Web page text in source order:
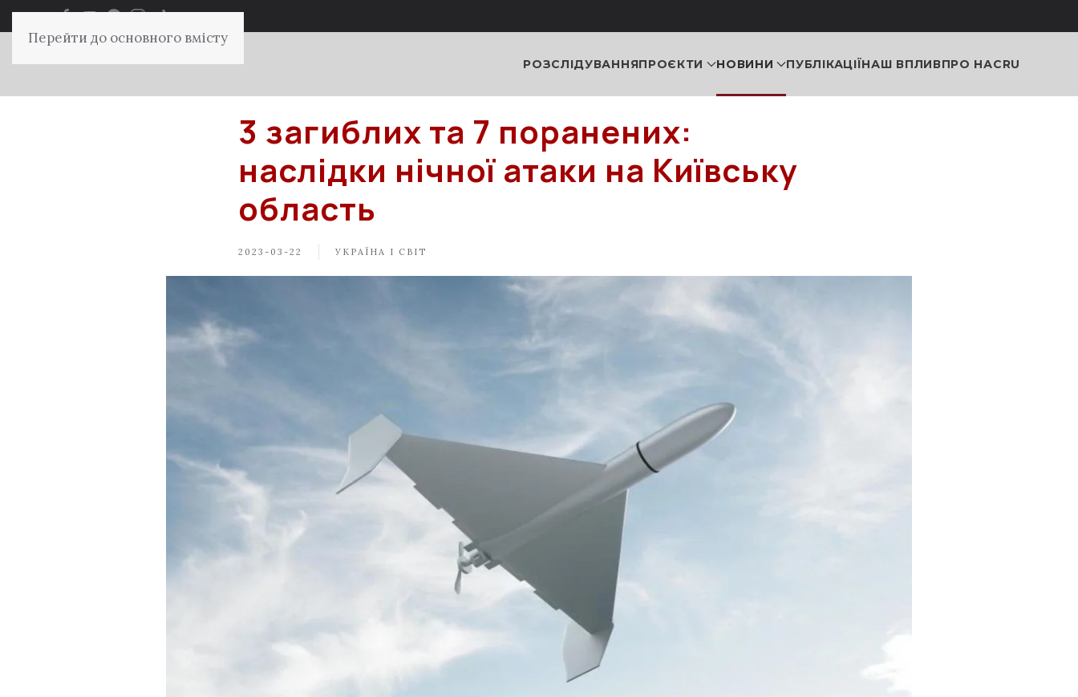
Перейти до основного вмісту
РОЗСЛІДУВАННЯПРОЄКТИ НОВИНИ ПУБЛІКАЦІЇНАШ ВПЛИВПРО НАСRU
3 загиблих та 7 поранених:
наслідки нічної атаки на Київську
область
2023-03-22 УКРАЇНА І СВІТ